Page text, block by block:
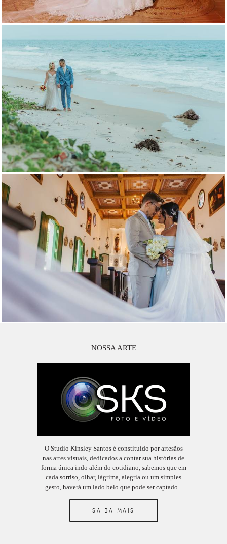
NOSSA ARTE
O Studio Kinsley Santos é constituído por artesãos
nas artes visuais, dedicados a contar sua histórias de
forma única indo além do cotidiano, sabemos que em
cada sorriso, olhar, lágrima, alegria ou um simples
gesto, haverá um lado belo que pode ser captado...
SAIBA MAIS